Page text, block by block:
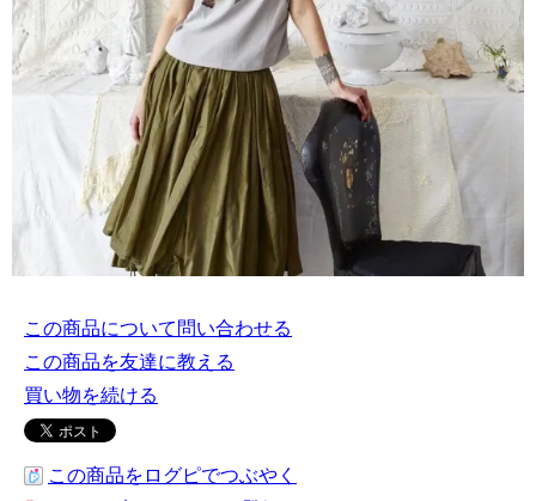
この商品について問い合わせる
この商品を友達に教える
買い物を続ける
この商品をログピでつぶやく